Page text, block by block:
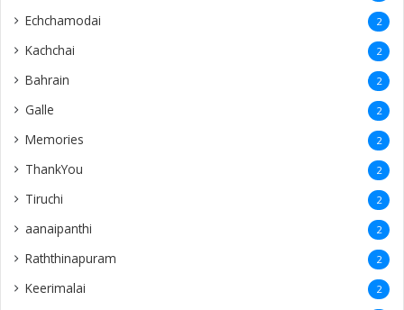
Echchamodai 2
Kachchai 2
Bahrain 2
Galle 2
Memories 2
ThankYou 2
Tiruchi 2
aanaipanthi 2
Raththinapuram 2
Keerimalai 2